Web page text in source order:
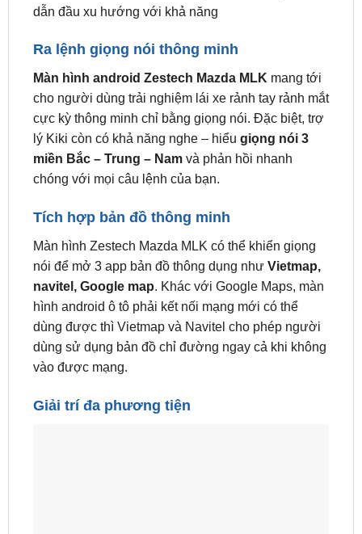
dẫn đầu xu hướng với khả năng
Ra lệnh giọng nói thông minh
Màn hình android Zestech Mazda MLK mang tới
cho người dùng trải nghiệm lái xe rảnh tay rảnh mắt
cực kỳ thông minh chỉ bằng giọng nói. Đặc biệt, trợ
lý Kiki còn có khả năng nghe – hiểu giọng nói 3
miền Bắc – Trung – Namvà phản hồi nhanh
chóng với mọi câu lệnh của bạn.
Tích hợp bản đồ thông minh
Màn hình Zestech Mazda MLK có thể khiển giọng
nói để mở 3 app bản đồ thông dụng như Vietmap,
navitel, Google map. Khác với Google Maps, màn
hình android ô tô phải kết nối mạng mới có thể
dùng được thì Vietmap và Navitel cho phép người
dùng sử dụng bản đồ chỉ đường ngay cả khi không
vào được mạng.
Giải trí đa phương tiện